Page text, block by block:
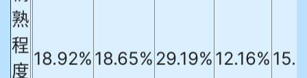
熟
程
度
18.92% 18.65% 29.19% 12.16%